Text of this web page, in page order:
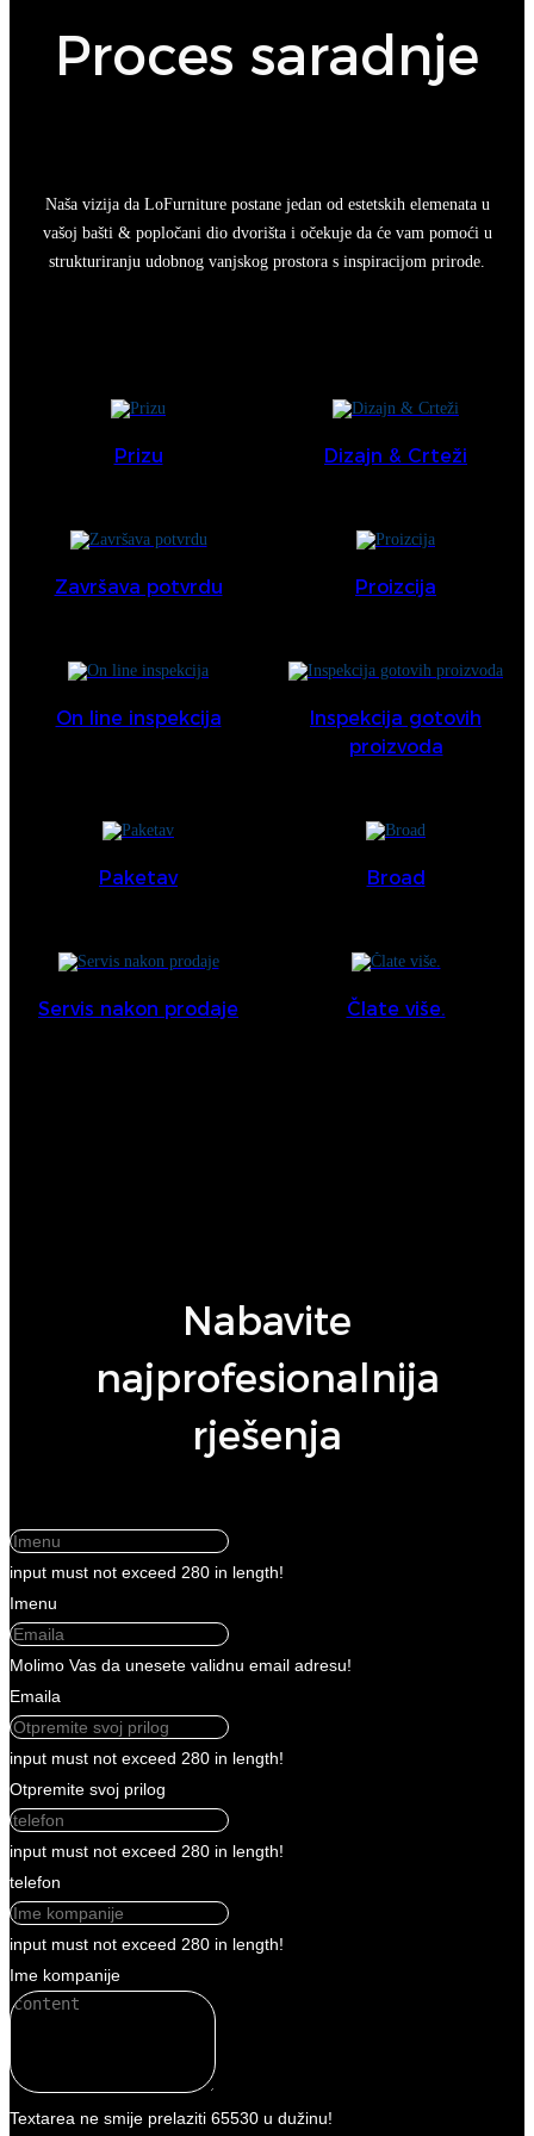
Proces saradnje
Naša vizija da LoFurniture postane jedan od estetskih elemenata u
vašoj bašti & popločani dio dvorišta i očekuje da će vam pomoći u
strukturiranju udobnog vanjskog prostora s inspiracijom prirode.
Prizu Dizajn & Crteži
Završava potvrdu Proizcija
On line inspekcija
Inspekcija gotovih
proizvoda
Paketav Broad
Servis nakon prodaje Člate više.
Nabavite
najprofesionalnija
rješenja
input must not exceed 280 in length!
Imenu
Molimo Vas da unesete validnu email adresu!
Emaila
input must not exceed 280 in length!
Otpremite svoj prilog
input must not exceed 280 in length!
telefon
input must not exceed 280 in length!
Ime kompanije
Textarea ne smije prelaziti 65530 u dužinu!